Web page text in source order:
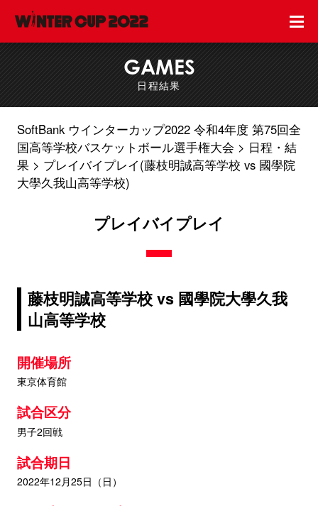
GAMES
日程結果
SoftBank ウインターカップ2022 令和4年度 第75回全
国高等学校バスケットボール選手権大会
日程・結
果
プレイバイプレイ(藤枝明誠高等学校 vs 國學院
大學久我山高等学校)
プレイバイプレイ
藤枝明誠高等学校 vs 國學院大學久我
山高等学校
開催場所
東京体育館
試合区分
男子2回戦
試合期日
2022年12月25日（日）